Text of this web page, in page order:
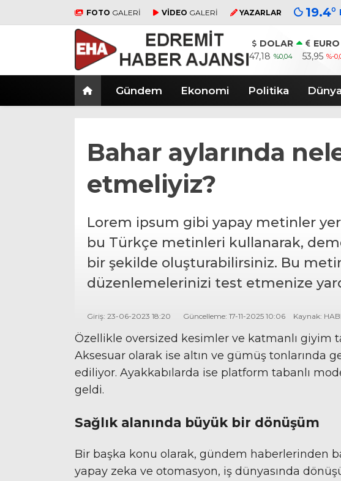
FOTO GALERİ VİDEO GALERİ YAZARLAR 19.4°
DOLAR
47,18 %0,04
EURO
53,95 %-
Gündem Ekonomi Politika
Bahar aylarında
etmeliyiz?
Lorem ipsum gibi yapay metinler
bu Türkçe metinleri kullanarak,
bir şekilde oluşturabilirsiniz. Bu
düzenlemelerinizi test etmenize
Giriş: 23-06-2023 18:20 Güncelleme: 17-11-2025 10:06 Kaynak:
Özellikle oversized kesimler ve katmanlı giyim
Aksesuar olarak ise altın ve gümüş tonlarında
ediliyor. Ayakkabılarda ise platform tabanlı
geldi.
Sağlık alanında büyük bir dönüşüm
Bir başka konu olarak, gündem haberlerinden
yapay zeka ve otomasyon, iş dünyasında